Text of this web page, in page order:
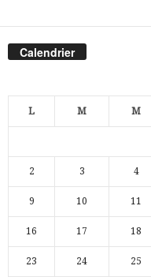
Calendrier
L M M
2 3 4
9 10 11
16 17 18
23 24 25